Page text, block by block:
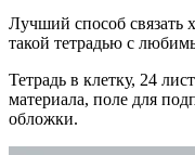
Лучший способ связать
такой тетрадью c
Тетрадь в клетку, 24
материала, поле для
обложки.